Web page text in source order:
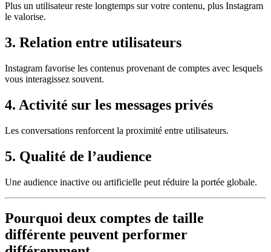
Plus un utilisateur reste longtemps sur votre contenu, plus Instagram
le valorise.
3. Relation entre utilisateurs
Instagram favorise les contenus provenant de comptes avec lesquels
vous interagissez souvent.
4. Activité sur les messages privés
Les conversations renforcent la proximité entre utilisateurs.
5. Qualité de l’audience
Une audience inactive ou artificielle peut réduire la portée globale.
Pourquoi deux comptes de taille
différente peuvent performer